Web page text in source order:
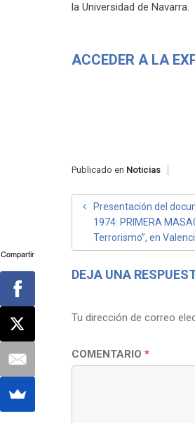
la Universidad de Navarra.
ACCEDER A LA
Publicado en Noticias
NAVEGACIÓN
ENTRADAS
Presentación del
1974: PRIMERA
Terrorismo”, en
DEJA UNA
Tu dirección de correo
COMENTARIO *
Compartir